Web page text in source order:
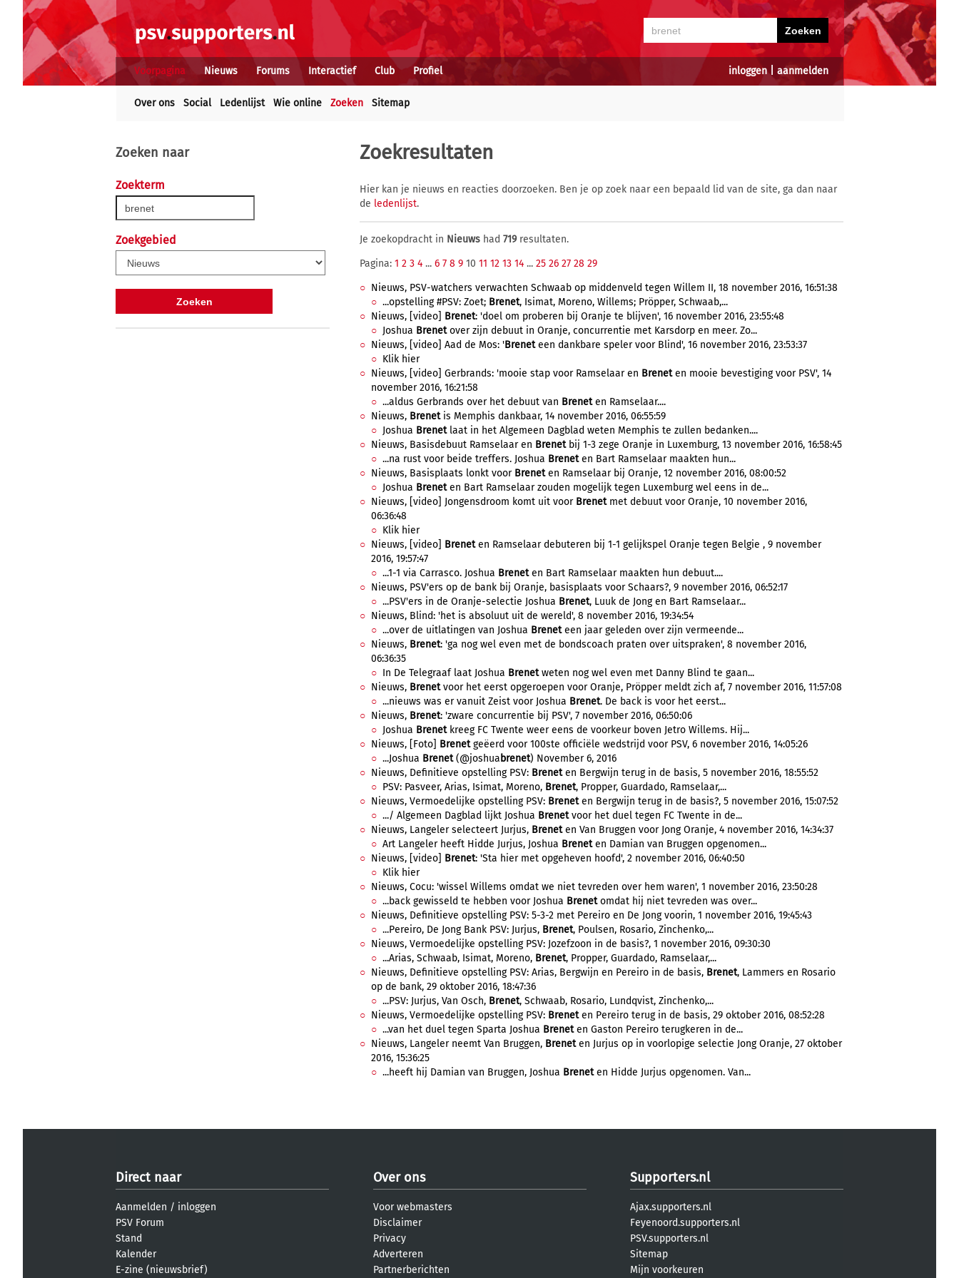
inloggen| aanmelden
Voorpagina Nieuws Forums Interactief Club Profiel
Over ons Social Ledenlijst Wie online Zoeken Sitemap
Zoeken naar
Zoekterm
Zoekgebied
Zoekresultaten
Hier kan je nieuws en reacties doorzoeken. Ben je op zoek naar een bepaald lid van de site, ga dan naar
de ledenlijst.
Je zoekopdracht in Nieuws had 719resultaten.
Pagina: 1 2 3 4 ... 6 7 8 9 10 11 12 13 14 ... 25 26 27 28 29
Nieuws, PSV-watchers verwachten Schwaab op middenveld tegen Willem II, 18 november 2016, 16:51:38
...opstelling #PSV: Zoet; Brenet, Isimat, Moreno, Willems; Pröpper, Schwaab,...
Nieuws, [video] Brenet: 'doel om proberen bij Oranje te blijven', 16 november 2016, 23:55:48
Joshua Brenetover zijn debuut in Oranje, concurrentie met Karsdorp en meer. Zo...
Nieuws, [video] Aad de Mos: 'Breneteen dankbare speler voor Blind', 16 november 2016, 23:53:37
Klik hier
Nieuws, [video] Gerbrands: 'mooie stap voor Ramselaar en Breneten mooie bevestiging voor PSV', 14
november 2016, 16:21:58
...aldus Gerbrands over het debuut van Breneten Ramselaar....
Nieuws, Brenetis Memphis dankbaar, 14 november 2016, 06:55:59
Joshua Brenetlaat in het Algemeen Dagblad weten Memphis te zullen bedanken....
Nieuws, Basisdebuut Ramselaar en Brenetbij 1-3 zege Oranje in Luxemburg, 13 november 2016, 16:58:45
...na rust voor beide treffers. Joshua Breneten Bart Ramselaar maakten hun...
Nieuws, Basisplaats lonkt voor Breneten Ramselaar bij Oranje, 12 november 2016, 08:00:52
Joshua Breneten Bart Ramselaar zouden mogelijk tegen Luxemburg wel eens in de...
Nieuws, [video] Jongensdroom komt uit voor Brenetmet debuut voor Oranje, 10 november 2016,
06:36:48
Klik hier
Nieuws, [video] Breneten Ramselaar debuteren bij 1-1 gelijkspel Oranje tegen Belgie , 9 november
2016, 19:57:47
...1-1 via Carrasco. Joshua Breneten Bart Ramselaar maakten hun debuut....
Nieuws, PSV'ers op de bank bij Oranje, basisplaats voor Schaars?, 9 november 2016, 06:52:17
...PSV'ers in de Oranje-selectie Joshua Brenet, Luuk de Jong en Bart Ramselaar...
Nieuws, Blind: 'het is absoluut uit de wereld', 8 november 2016, 19:34:54
...over de uitlatingen van Joshua Breneteen jaar geleden over zijn vermeende...
Nieuws, Brenet: 'ga nog wel even met de bondscoach praten over uitspraken', 8 november 2016,
06:36:35
In De Telegraaf laat Joshua Brenetweten nog wel even met Danny Blind te gaan...
Nieuws, Brenetvoor het eerst opgeroepen voor Oranje, Pröpper meldt zich af, 7 november 2016, 11:57:08
...nieuws was er vanuit Zeist voor Joshua Brenet. De back is voor het eerst...
Nieuws, Brenet: 'zware concurrentie bij PSV', 7 november 2016, 06:50:06
Joshua Brenetkreeg FC Twente weer eens de voorkeur boven Jetro Willems. Hij...
Nieuws, [Foto] Brenetgeëerd voor 100ste officiële wedstrijd voor PSV, 6 november 2016, 14:05:26
...Joshua Brenet(@joshua brenet) November 6, 2016
Nieuws, Definitieve opstelling PSV: Breneten Bergwijn terug in de basis, 5 november 2016, 18:55:52
PSV: Pasveer, Arias, Isimat, Moreno, Brenet, Propper, Guardado, Ramselaar,...
Nieuws, Vermoedelijke opstelling PSV: Breneten Bergwijn terug in de basis?, 5 november 2016, 15:07:52
.../ Algemeen Dagblad lijkt Joshua Brenetvoor het duel tegen FC Twente in de...
Nieuws, Langeler selecteert Jurjus, Breneten Van Bruggen voor Jong Oranje, 4 november 2016, 14:34:37
Art Langeler heeft Hidde Jurjus, Joshua Breneten Damian van Bruggen opgenomen...
Nieuws, [video] Brenet: 'Sta hier met opgeheven hoofd', 2 november 2016, 06:40:50
Klik hier
Nieuws, Cocu: 'wissel Willems omdat we niet tevreden over hem waren', 1 november 2016, 23:50:28
...back gewisseld te hebben voor Joshua Brenetomdat hij niet tevreden was over...
Nieuws, Definitieve opstelling PSV: 5-3-2 met Pereiro en De Jong voorin, 1 november 2016, 19:45:43
...Pereiro, De Jong Bank PSV: Jurjus, Brenet, Poulsen, Rosario, Zinchenko,...
Nieuws, Vermoedelijke opstelling PSV: Jozefzoon in de basis?, 1 november 2016, 09:30:30
...Arias, Schwaab, Isimat, Moreno, Brenet, Propper, Guardado, Ramselaar,...
Nieuws, Definitieve opstelling PSV: Arias, Bergwijn en Pereiro in de basis, Brenet, Lammers en Rosario
op de bank, 29 oktober 2016, 18:47:36
...PSV: Jurjus, Van Osch, Brenet, Schwaab, Rosario, Lundqvist, Zinchenko,...
Nieuws, Vermoedelijke opstelling PSV: Breneten Pereiro terug in de basis, 29 oktober 2016, 08:52:28
...van het duel tegen Sparta Joshua Breneten Gaston Pereiro terugkeren in de...
Nieuws, Langeler neemt Van Bruggen, Breneten Jurjus op in voorlopige selectie Jong Oranje, 27 oktober
2016, 15:36:25
...heeft hij Damian van Bruggen, Joshua Breneten Hidde Jurjus opgenomen. Van...
Direct naar
Aanmelden / inloggen
PSV Forum
Stand
Kalender
E-zine (nieuwsbrief)
Over ons
Voor webmasters
Disclaimer
Privacy
Adverteren
Partnerberichten
Supporters.nl
Ajax.supporters.nl
Feyenoord.supporters.nl
PSV.supporters.nl
Sitemap
Mijn voorkeuren